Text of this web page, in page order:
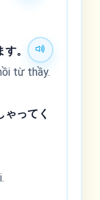
す。
từ thầy.
ゃってく